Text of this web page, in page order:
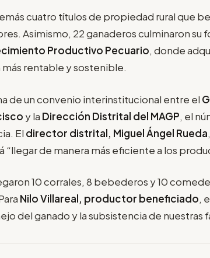
cuatro títulos de propiedad rural que
Asimismo, 22 ganaderos culminaron su
Productivo Pecuario, donde
rentable y sostenible.
de un convenio interinstitucional entre el
y la Dirección Distrital del MAGP, el
El director distrital, Miguel Ángel Rueda
de manera más eficiente a los
10 corrales, 8 bebederos y 10
Nilo Villareal, productor beneficiado,
del ganado y la subsistencia de nuestras